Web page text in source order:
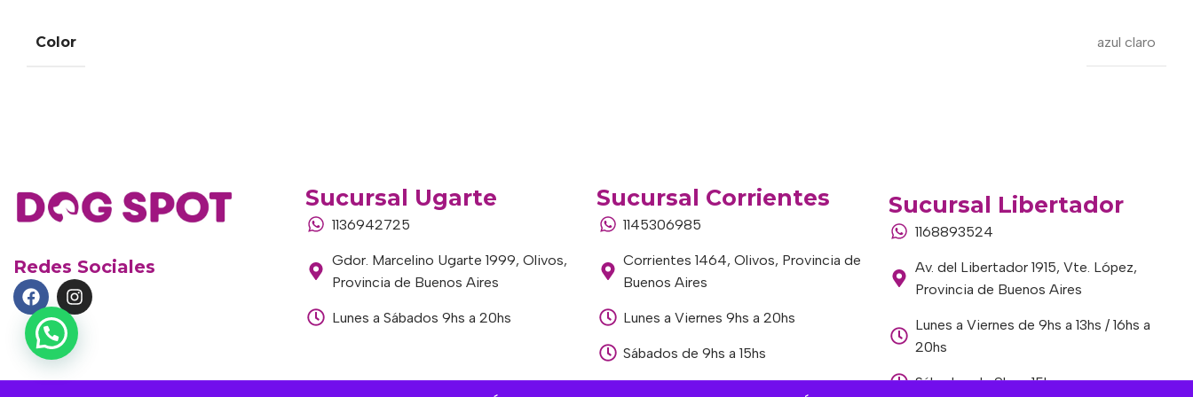
Color azul claro
Redes Sociales
Sucursal Ugarte
1136942725
Gdor. Marcelino Ugarte 1999, Olivos,
Provincia de Buenos Aires
Lunes a Sábados 9hs a 20hs
Sucursal Corrientes
1145306985
Corrientes 1464, Olivos, Provincia de
Buenos Aires
Lunes a Viernes 9hs a 20hs
Sábados de 9hs a 15hs
Sucursal Libertador
1168893524
Av. del Libertador 1915, Vte. López,
Provincia de Buenos Aires
Lunes a Viernes de 9hs a 13hs / 16hs a
20hs
Sábados de 9hs a 15hs